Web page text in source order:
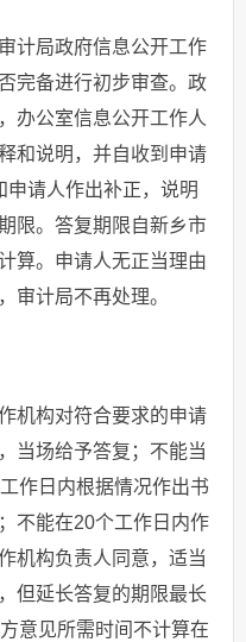
计局政府信息公开工作
完备进行初步审查。政
办公室信息公开工作人
和说明，并自收到申请
请人作出补正，说明
限。答复期限自新乡市
算。申请人无正当理由
审计局不再处理。
机构对符合要求的申请
当场给予答复；不能当
作日内根据情况作出书
不能在20个工作日内作
机构负责人同意，适当
但延长答复的期限最长
意见所需时间不计算在